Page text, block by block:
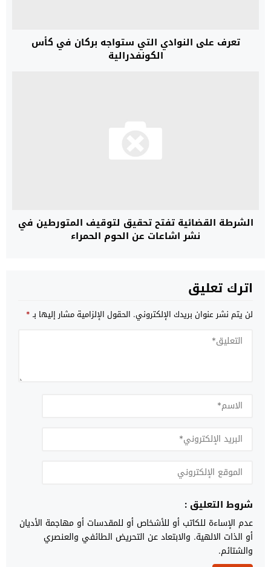
تعرف على النوادي التي ستواجه بركان في كأس
الكونفدرالية
الشرطة القضائية تفتح تحقيق لتوقيف المتورطين في
نشر اشاعات عن الحوم الحمراء
اترك تعليق
لن يتم نشر عنوان بريدك الإلكتروني. الحقول الإلزامية مشار إليها بـ*
شروط التعليق :
عدم الإساءة للكاتب أو للأشخاص أو للمقدسات أو مهاجمة الأديان
أو الذات الالهية. والابتعاد عن التحريض الطائفي والعنصري
والشتائم.